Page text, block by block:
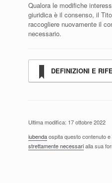
Qualora le modifiche
giuridica è il consenso, il
raccogliere nuovamente il
necessario.
DEFINIZIONI E
Ultima modifica: 17 ottobre 2022
iubendaospita questo contenuto e
strettamente necessarialla sua